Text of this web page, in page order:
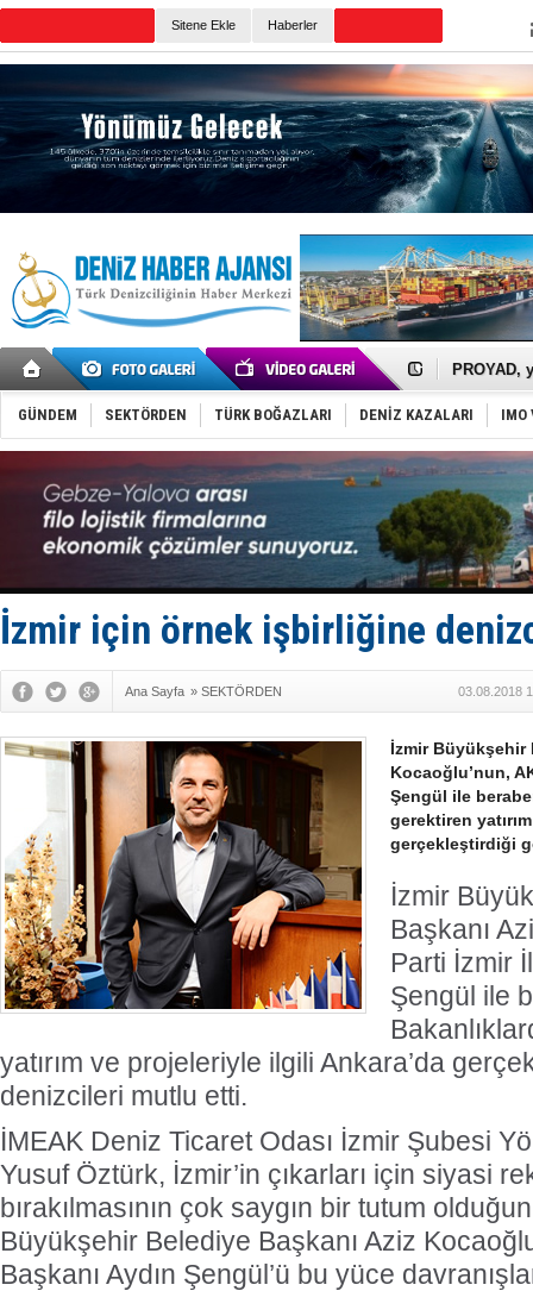
Sitene Ekle Haberler
İTU AUV,
PROYAD,
Türkiye-
Türk
Deniz
DÖDER,
Fairline,
Baltık
Runit
Limana
Türk
Hüseyin
Med
GÜNDEM SEKTÖRDEN TÜRK BOĞAZLARI DENİZ KAZALARI IMO
İzmir için örnek işbirliğine
Ana Sayfa » SEKTÖRDEN 03.08.2018
İzmir Büyükşehir
Kocaoğlu’nun,
Şengül ile
gerektiren
gerçekleştirdiği
İzmir
Başkanı
Parti İzmir
Şengül ile
yatırım ve projeleriyle ilgili Ankara’da
denizcileri mutlu etti.
İMEAK Deniz Ticaret Odası İzmir Şubesi
Yusuf Öztürk, İzmir’in çıkarları için siyasi
bırakılmasının çok saygın bir tutum
Büyükşehir Belediye Başkanı Aziz
Başkanı Aydın Şengül’ü bu yüce